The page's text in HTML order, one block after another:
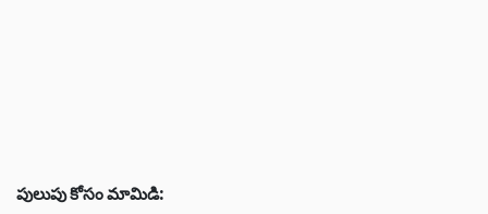
పులుపు కోసం మామిడి: